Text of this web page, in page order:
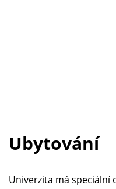
Ubytování
Univerzita má speciální